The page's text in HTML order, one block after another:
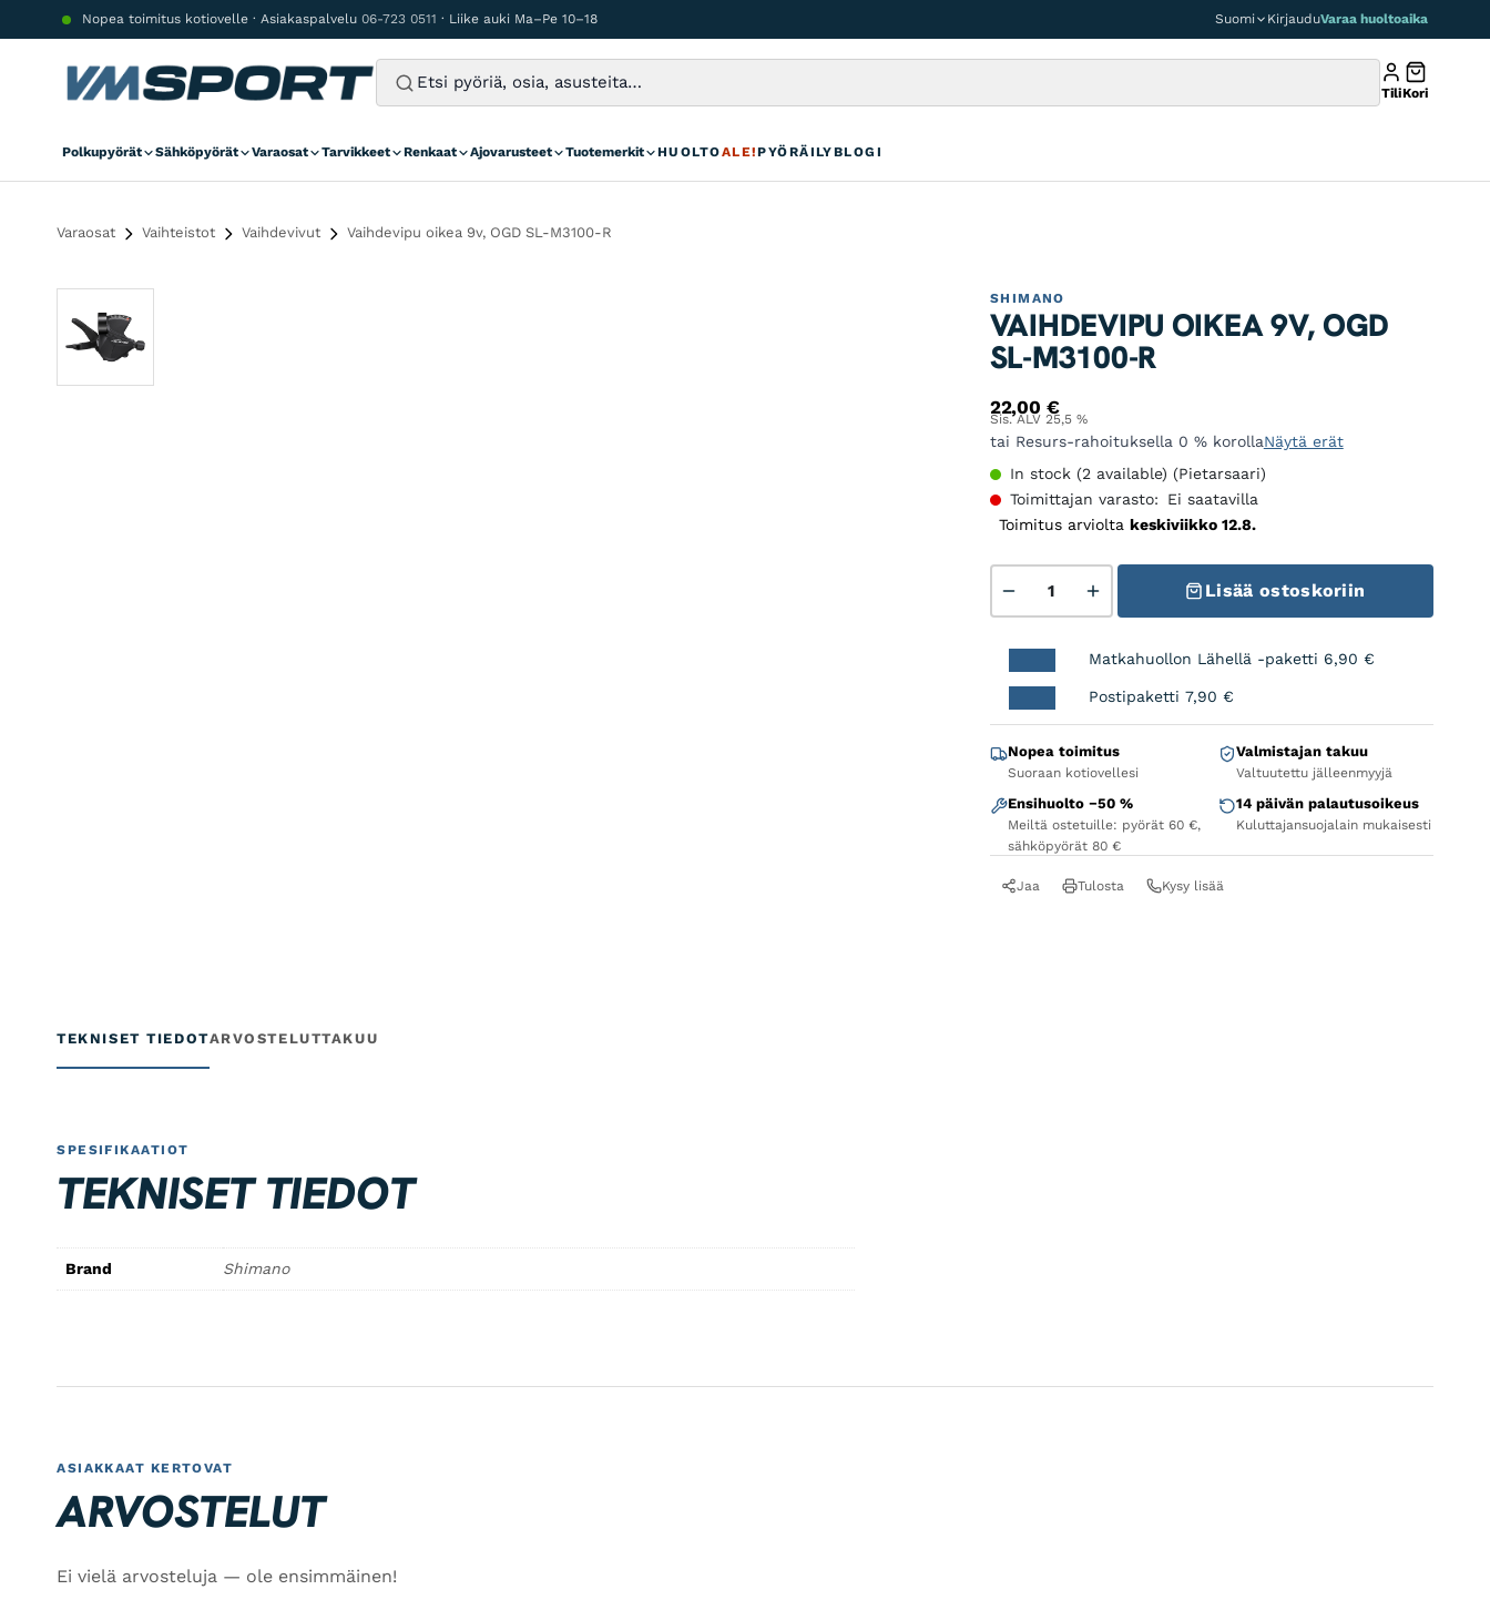
Siirry sisältöönNopea toimitus kotiovelle · Asiakaspalvelu 06-723 0511 · Liike auki Ma–Pe 10–18 Suomi KirjauduVaraa huoltoaika
TiliKori
Polkupyörät Sähköpyörät Varaosat Tarvikkeet Renkaat Ajovarusteet Tuotemerkit HUOLTOALE!PYÖRÄILYBLOGI
Varaosat Vaihteistot Vaihdevivut Vaihdevipu oikea 9v, OGD SL-M3100-R
SHIMANO
VAIHDEVIPU OIKEA 9V, OGD
SL-M3100-R
22,00 €
Sis. ALV 25,5 %
tai Resurs-rahoituksella 0 % korollaNäytä erät
In stock (2 available) (Pietarsaari)
Toimittajan varasto:
Ei saatavilla
Toimitus arviolta keskiviikko 12.8.
Lisää ostoskoriin
Matkahuollon Lähellä -paketti 6,90 €
Postipaketti 7,90 €
Nopea toimitus
Suoraan kotiovellesi
Valmistajan takuu
Valtuutettu jälleenmyyjä
Ensihuolto −50 %
Meiltä ostetuille: pyörät 60 €,
sähköpyörät 80 €
14 päivän palautusoikeus
Kuluttajansuojalain mukaisesti
Jaa Tulosta Kysy lisää
TEKNISET TIEDOTARVOSTELUTTAKUU
SPESIFIKAATIOT
TEKNISET TIEDOT
Brand Shimano
ASIAKKAAT KERTOVAT
ARVOSTELUT
Ei vielä arvosteluja — ole ensimmäinen!